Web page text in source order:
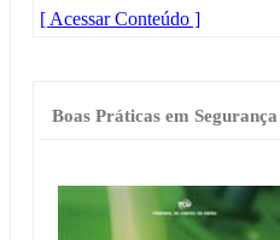
[ Acessar Conteúdo ]
Boas Práticas em